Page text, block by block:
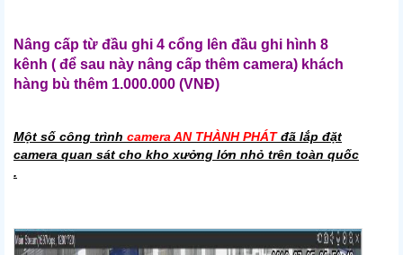
Nâng cấp từ đầu ghi 4 cổng lên đầu ghi hình 8
kênh ( để sau này nâng cấp thêm camera) khách
hàng bù thêm 1.000.000 (VNĐ)
Một số công trình camera AN THÀNH PHÁTđã lắp đặt
camera quan sát cho kho xưởng lớn nhỏ trên toàn quốc
.